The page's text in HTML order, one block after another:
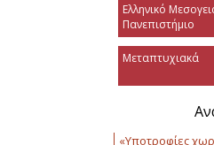
Ελληνικό
Πανεπιστήμιο
Μεταπτυχιακά
«Υποτροφίες